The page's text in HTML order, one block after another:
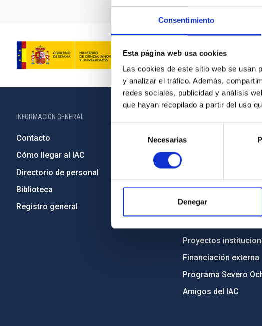
Consentimiento
Esta página web usa cookies
Las cookies de este sitio web se usan
y analizar el tráfico. Además,
redes sociales, publicidad y análisis
que hayan recopilado a partir del uso
consentimiento
Necesarias
Denegar
INFORMACIÓN GENERAL
Contacto
Cómo llegar al IAC
Directorio de personal
Biblioteca
Registro general
Legislación
Igualdad y
Forever IAC
Proyectos
Financiación externa
Programa Severo
Amigos del IAC